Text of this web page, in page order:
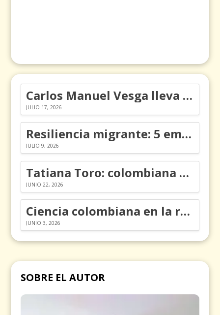
Carlos Manuel Vesga lleva el nombre de Colombia a los Emmy
JULIO 17, 2026
Resiliencia migrante: 5 emociones y cómo gestionarlas
JULIO 9, 2026
Tatiana Toro: colombiana que cambió la historia de las matemáticas
JUNIO 22, 2026
Ciencia colombiana en la revolución de los órganos en chips
JUNIO 3, 2026
SOBRE EL AUTOR